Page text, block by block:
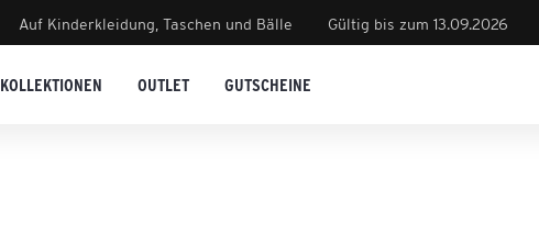
Auf Kinderkleidung, Taschen und Bälle Gültig bis zum 13.09.2026
KOLLEKTIONEN OUTLET GUTSCHEINE